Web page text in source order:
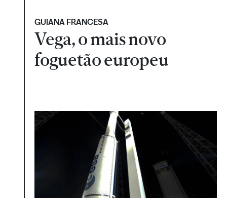
GUIANA FRANCESA
Vega, o mais novo
foguetão europeu